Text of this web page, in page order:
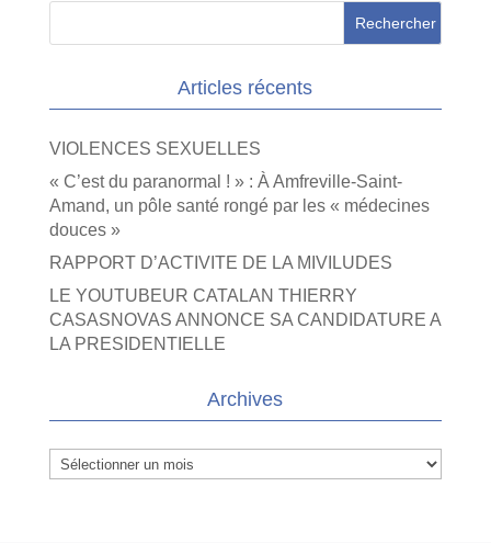
Articles récents
VIOLENCES SEXUELLES
« C’est du paranormal ! » : À Amfreville-Saint-
Amand, un pôle santé rongé par les « médecines
douces »
RAPPORT D’ACTIVITE DE LA MIVILUDES
LE YOUTUBEUR CATALAN THIERRY
CASASNOVAS ANNONCE SA CANDIDATURE A
LA PRESIDENTIELLE
Archives
Archives